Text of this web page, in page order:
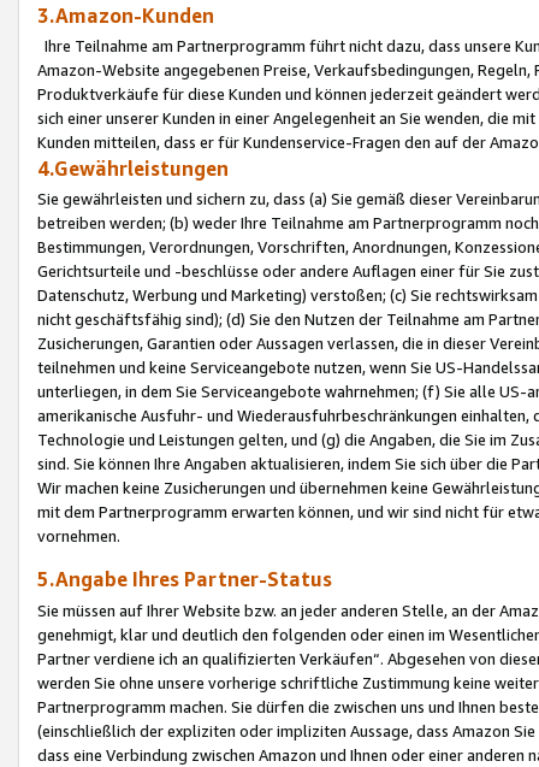
3.Amazon-Kunden
Ihre Teilnahme am Partnerprogramm führt nicht dazu, dass unsere
Amazon-Website angegebenen Preise, Verkaufsbedingungen,
Produktverkäufe für diese Kunden und können jederzeit geändert
sich einer unserer Kunden in einer Angelegenheit an Sie wenden, die
Kunden mitteilen, dass er für Kundenservice-Fragen den auf der
4.Gewährleistungen
Sie gewährleisten und sichern zu, dass (a) Sie gemäß dieser
betreiben werden; (b) weder Ihre Teilnahme am Partnerprogramm
Bestimmungen, Verordnungen, Vorschriften, Anordnungen,
Gerichtsurteile und -beschlüsse oder andere Auflagen einer für Sie
Datenschutz, Werbung und Marketing) verstoßen; (c) Sie
nicht geschäftsfähig sind); (d) Sie den Nutzen der Teilnahme am
Zusicherungen, Garantien oder Aussagen verlassen, die in dieser
teilnehmen und keine Serviceangebote nutzen, wenn Sie US-
unterliegen, in dem Sie Serviceangebote wahrnehmen; (f) Sie alle
amerikanische Ausfuhr- und Wiederausfuhrbeschränkungen
Technologie und Leistungen gelten, und (g) die Angaben, die Sie im
sind. Sie können Ihre Angaben aktualisieren, indem Sie sich über die
Wir machen keine Zusicherungen und übernehmen keine
mit dem Partnerprogramm erwarten können, und wir sind nicht für
vornehmen.
5.Angabe Ihres Partner-Status
Sie müssen auf Ihrer Website bzw. an jeder anderen Stelle, an der
genehmigt, klar und deutlich den folgenden oder einen im
Partner verdiene ich an qualifizierten Verkäufen“. Abgesehen von
werden Sie ohne unsere vorherige schriftliche Zustimmung keine
Partnerprogramm machen. Sie dürfen die zwischen uns und Ihnen
(einschließlich der expliziten oder impliziten Aussage, dass Amazon
dass eine Verbindung zwischen Amazon und Ihnen oder einer